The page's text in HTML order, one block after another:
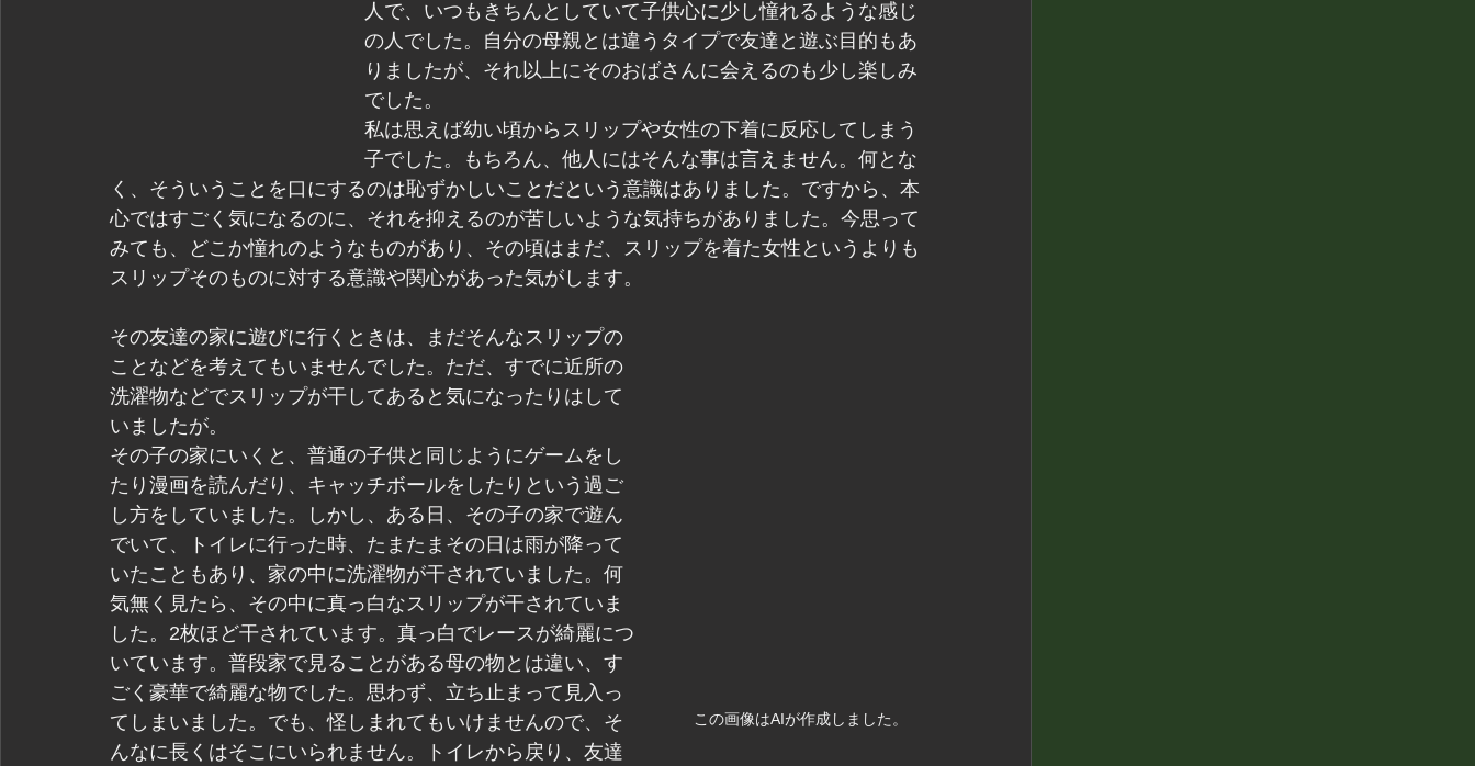
人で、いつもきちんとしていて子供心に少し憧れるような感じ
の人でした。自分の母親とは違うタイプで友達と遊ぶ目的もあ
りましたが、それ以上にそのおばさんに会えるのも少し楽しみ
でした。
私は思えば幼い頃からスリップや女性の下着に反応してしまう
子でした。もちろん、他人にはそんな事は言えません。何とな
く、そういうことを口にするのは恥ずかしいことだという意識はありました。ですから、本
心ではすごく気になるのに、それを抑えるのが苦しいような気持ちがありました。今思って
みても、どこか憧れのようなものがあり、その頃はまだ、スリップを着た女性というよりも
スリップそのものに対する意識や関心があった気がします。
この画像はAIが作成しました。
その友達の家に遊びに行くときは、まだそんなスリップの
ことなどを考えてもいませんでした。ただ、すでに近所の
洗濯物などでスリップが干してあると気になったりはして
いましたが。
その子の家にいくと、普通の子供と同じようにゲームをし
たり漫画を読んだり、キャッチボールをしたりという過ご
し方をしていました。しかし、ある日、その子の家で遊ん
でいて、トイレに行った時、たまたまその日は雨が降って
いたこともあり、家の中に洗濯物が干されていました。何
気無く見たら、その中に真っ白なスリップが干されていま
した。2枚ほど干されています。真っ白でレースが綺麗につ
いています。普段家で見ることがある母の物とは違い、す
ごく豪華で綺麗な物でした。思わず、立ち止まって見入っ
てしまいました。でも、怪しまれてもいけませんので、そ
んなに長くはそこにいられません。トイレから戻り、友達